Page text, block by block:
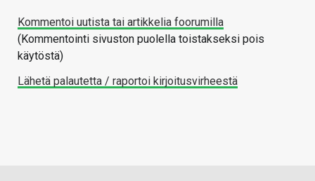
Kommentoi uutista tai artikkelia foorumilla
(Kommentointi sivuston puolella toistakseksi pois
käytöstä)
Lähetä palautetta / raportoi kirjoitusvirheestä